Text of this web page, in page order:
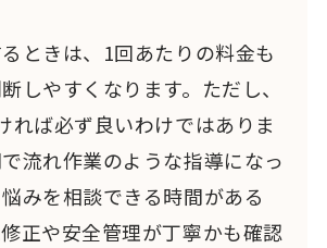
ときは、1回あたりの料金も
しやすくなります。ただし、
れば必ず良いわけではありま
流れ作業のような指導になっ
みを相談できる時間がある
正や安全管理が丁寧かも確認